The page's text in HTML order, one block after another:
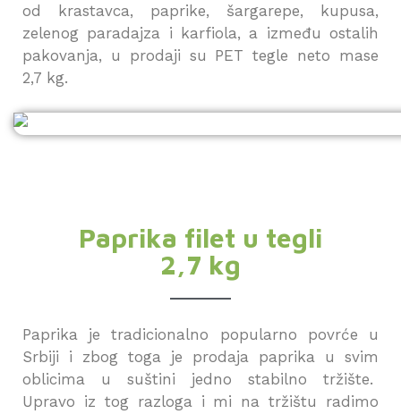
od krastavca, paprike, šargarepe, kupusa,
zelenog paradajza i karfiola, a između ostalih
pakovanja, u prodaji su PET tegle neto mase
2,7 kg.
Paprika filet u tegli
2,7 kg
Paprika je tradicionalno popularno povrće u
Srbiji i zbog toga je prodaja paprika u svim
oblicima u suštini jedno stabilno tržište.
Upravo iz tog razloga i mi na tržištu radimo